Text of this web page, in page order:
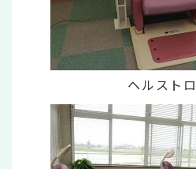
ヘルスト